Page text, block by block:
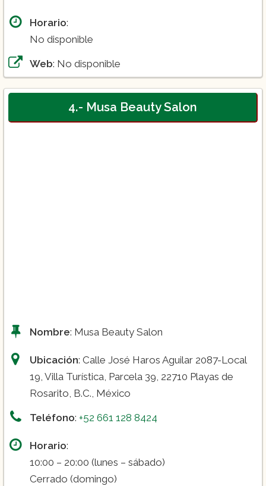
Horario:
No disponible
Web: No disponible
4.- Musa Beauty Salon
Nombre: Musa Beauty Salon
Ubicación: Calle José Haros Aguilar 2087-Local
19, Villa Turística, Parcela 39, 22710 Playas de
Rosarito, B.C., México
Teléfono: +52 661 128 8424
Horario:
10:00 – 20:00 (lunes – sábado)
Cerrado (domingo)